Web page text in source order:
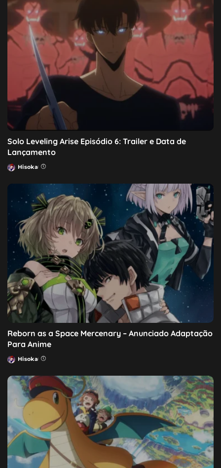
Solo Leveling Arise Episódio 6: Trailer e Data de
Lançamento
Posted
Hisoka
Reborn as a Space Mercenary – Anunciado Adaptação
Para Anime
Posted
Hisoka